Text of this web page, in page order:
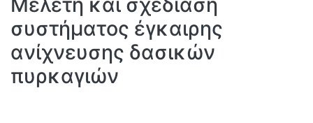
συστήματος έγκαιρης
ανίχνευσης δασικών
πυρκαγιών